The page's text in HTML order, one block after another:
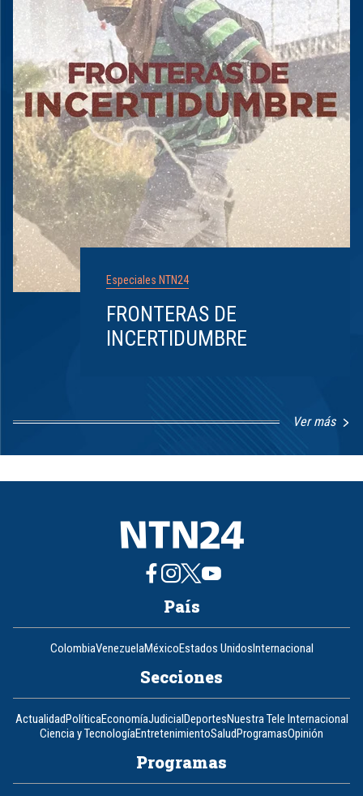
Especiales NTN24
FRONTERAS DE
INCERTIDUMBRE
Ver más
1
8
País
ColombiaVenezuelaMéxicoEstados UnidosInternacional
Secciones
ActualidadPolíticaEconomíaJudicialDeportesNuestra Tele Internacional
Ciencia y TecnologíaEntretenimientoSaludProgramasOpinión
Programas